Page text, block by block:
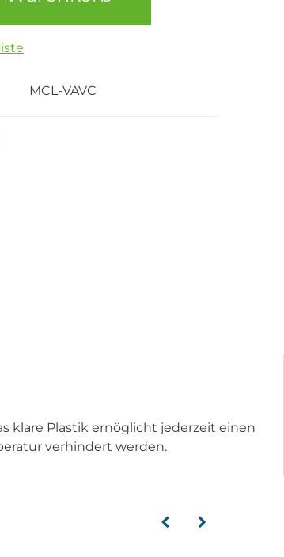
MCL-VAVC
klare Plastik ernöglicht jederzeit einen
verhindert werden.